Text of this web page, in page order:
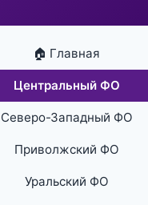
🏠 Главная
Центральный ФО
Северо-Западный ФО
Приволжский ФО
Уральский ФО